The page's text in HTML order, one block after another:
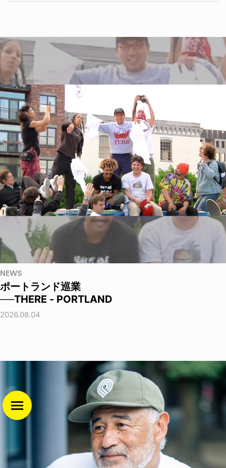
NEWS
ポートランド巡業
──THERE - PORTLAND
2026.08.04